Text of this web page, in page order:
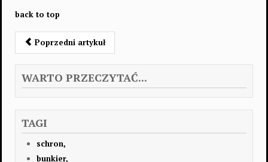
back to top
Poprzedni artykuł
WARTO PRZECZYTAĆ...
TAGI
schron,
bunkier,